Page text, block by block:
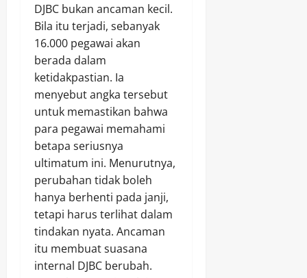
DJBC bukan ancaman kecil.
Bila itu terjadi, sebanyak
16.000 pegawai akan
berada dalam
ketidakpastian. Ia
menyebut angka tersebut
untuk memastikan bahwa
para pegawai memahami
betapa seriusnya
ultimatum ini. Menurutnya,
perubahan tidak boleh
hanya berhenti pada janji,
tetapi harus terlihat dalam
tindakan nyata. Ancaman
itu membuat suasana
internal DJBC berubah.